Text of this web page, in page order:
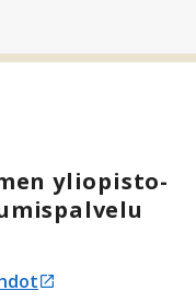
yliopisto-